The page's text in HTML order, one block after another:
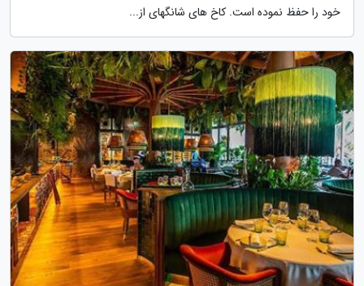
خود را حفظ نموده است. کاخ های شانگهای از...